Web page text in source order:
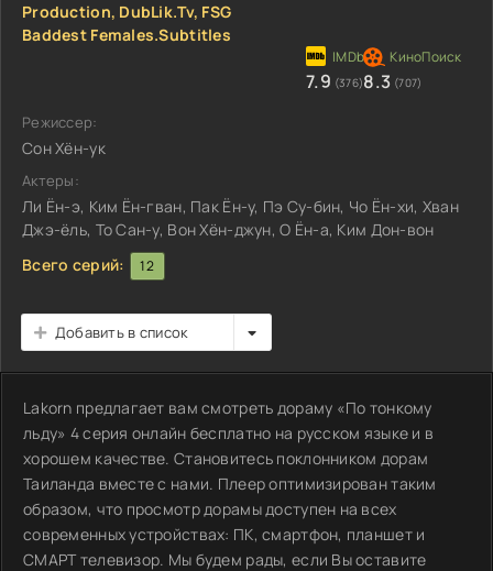
Production, DubLik.Tv, FSG
Baddest Females.Subtitles
7.9 (376)8.3 (707)
Режиссер:
Сон Хён-ук
Актеры:
Ли Ён-э, Ким Ён-гван, Пак Ён-у, Пэ Су-бин, Чо Ён-хи, Хван
Джэ-ёль, То Сан-у, Вон Хён-джун, О Ён-а, Ким Дон-вон
Всего серий:
12
Добавить в список
Lakorn предлагает вам смотреть дораму «По тонкому
льду» 4 серия онлайн бесплатно на русском языке и в
хорошем качестве. Становитесь поклонником дорам
Таиланда вместе с нами. Плеер оптимизирован таким
образом, что просмотр дорамы доступен на всех
современных устройствах: ПК, смартфон, планшет и
СМАРТ телевизор. Мы будем рады, если Вы оставите